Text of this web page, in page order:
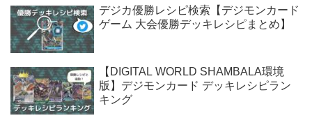
デジカ優勝レシピ検索【デジモンカード
ゲーム 大会優勝デッキレシピまとめ】
【DIGITAL WORLD SHAMBALA環境
版】デジモンカード デッキレシピラン
キング